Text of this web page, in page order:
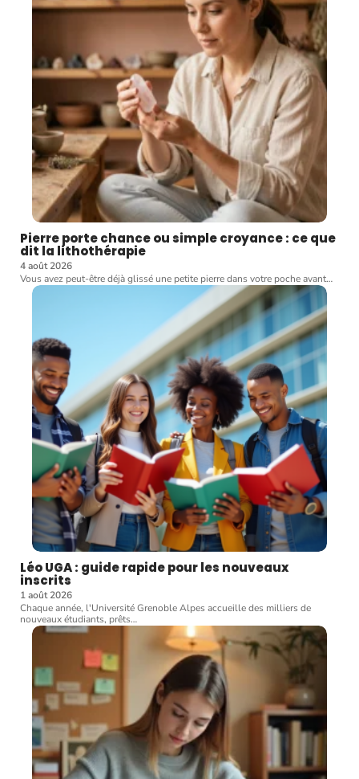
Pierre porte chance ou simple croyance : ce que
dit la lithothérapie
4 août 2026
Vous avez peut-être déjà glissé une petite pierre dans votre poche avant…
Léo UGA : guide rapide pour les nouveaux
inscrits
1 août 2026
Chaque année, l'Université Grenoble Alpes accueille des milliers de
nouveaux étudiants, prêts…